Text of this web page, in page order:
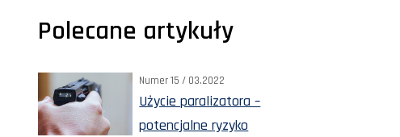
Polecane artykuły
Numer 15 / 03.2022
Użycie paralizatora –
potencjalne ryzyko